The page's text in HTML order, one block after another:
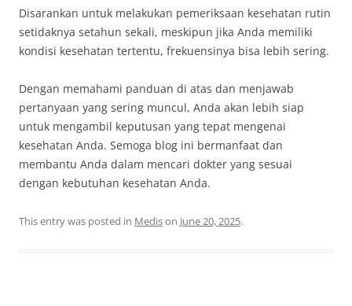
Disarankan untuk melakukan pemeriksaan kesehatan rutin
setidaknya setahun sekali, meskipun jika Anda memiliki
kondisi kesehatan tertentu, frekuensinya bisa lebih sering.
Dengan memahami panduan di atas dan menjawab
pertanyaan yang sering muncul, Anda akan lebih siap
untuk mengambil keputusan yang tepat mengenai
kesehatan Anda. Semoga blog ini bermanfaat dan
membantu Anda dalam mencari dokter yang sesuai
dengan kebutuhan kesehatan Anda.
This entry was posted in Medison June 20, 2025.